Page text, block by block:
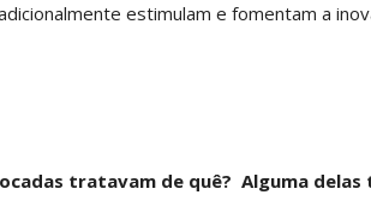
estimulam e fomentam a
tratavam de quê? Alguma delas